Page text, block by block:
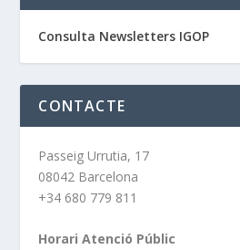
Consulta Newsletters IGOP
CONTACTE
Passeig Urrutia, 17
08042 Barcelona
+34 680 779 811
Horari Atenció Públic